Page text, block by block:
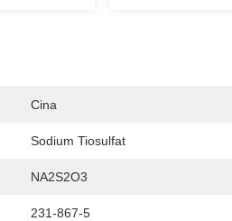
Cina
Sodium Tiosulfat
NA2S2O3
231-867-5